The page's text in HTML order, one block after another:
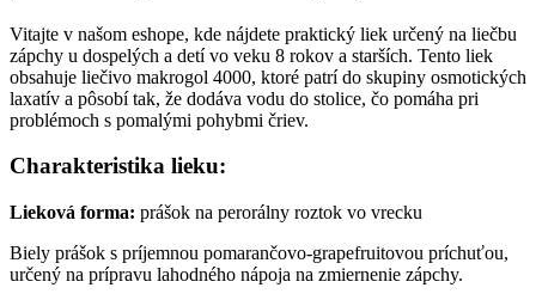
Vitajte v našom eshope, kde nájdete praktický liek určený na liečbu
zápchy u dospelých a detí vo veku 8 rokov a starších. Tento liek
obsahuje liečivo makrogol 4000, ktoré patrí do skupiny osmotických
laxatív a pôsobí tak, že dodáva vodu do stolice, čo pomáha pri
problémoch s pomalými pohybmi čriev.
Charakteristika lieku:
Lieková forma: prášok na perorálny roztok vo vrecku
Biely prášok s príjemnou pomarančovo-grapefruitovou príchuťou,
určený na prípravu lahodného nápoja na zmiernenie zápchy.